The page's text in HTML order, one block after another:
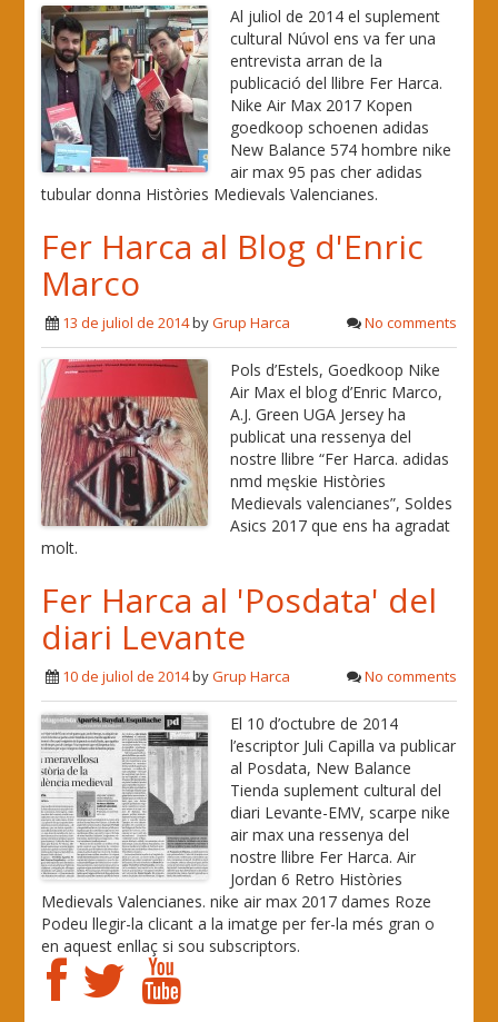
Al juliol de 2014 el suplement
cultural Núvol ens va fer una
entrevista arran de la
publicació del llibre Fer Harca.
Nike Air Max 2017 Kopen
goedkoop schoenen adidas
New Balance 574 hombre nike
air max 95 pas cher adidas
tubular donna Històries Medievals Valencianes.
Fer Harca al Blog d'Enric
Marco
13 de juliol de 2014byGrup Harca No comments
Pols d’Estels, Goedkoop Nike
Air Max el blog d’Enric Marco,
A.J. Green UGA Jersey ha
publicat una ressenya del
nostre llibre “Fer Harca. adidas
nmd męskie Històries
Medievals valencianes”, Soldes
Asics 2017 que ens ha agradat
molt.
Fer Harca al 'Posdata' del
diari Levante
10 de juliol de 2014byGrup Harca No comments
El 10 d’octubre de 2014
l’escriptor Juli Capilla va publicar
al Posdata, New Balance
Tienda suplement cultural del
diari Levante-EMV, scarpe nike
air max una ressenya del
nostre llibre Fer Harca. Air
Jordan 6 Retro Històries
Medievals Valencianes. nike air max 2017 dames Roze
Podeu llegir-la clicant a la imatge per fer-la més gran o
en aquest enllaç si sou subscriptors.